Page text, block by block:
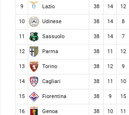
9 Lazio 38 14 12
10 Udinese 38 14 8
11 Sassuolo 38 14 7
12 Parma 38 11 12
13 Torino 38 12 9
14 Cagliari 38 11 10
15 Fiorentina 38 9 15
16 Genoa 38 10 11